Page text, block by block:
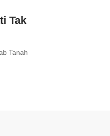
Tak
Tanah